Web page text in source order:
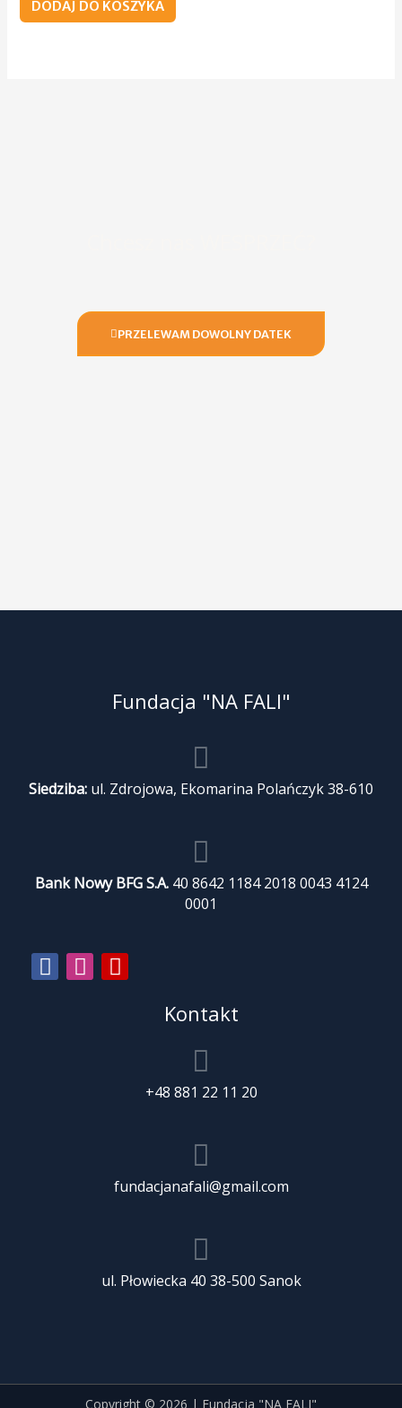
DODAJ DO KOSZYKA
PRZELEWAM DOWOLNY DATEK
Fundacja "NA FALI"
Siedziba: ul. Zdrojowa, Ekomarina Polańczyk 38-610
Bank Nowy BFG S.A.40 8642 1184 2018 0043 4124
0001
Facebook-
Instagram
Youtube
Kontakt
+48 881 22 11 20
fundacjanafali@gmail.com
ul. Płowiecka 40 38-500 Sanok
Copyright © 2026 | Fundacja "NA FALI"